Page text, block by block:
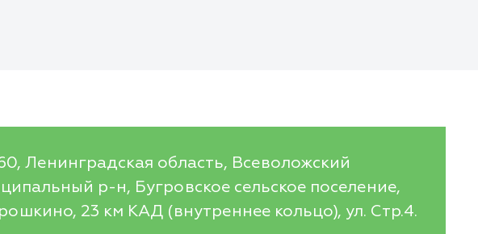
Ленинградская область, Всеволожский
р-н, Бугровское сельское поселение,
23 км КАД (внутреннее кольцо), ул. Стр.4.